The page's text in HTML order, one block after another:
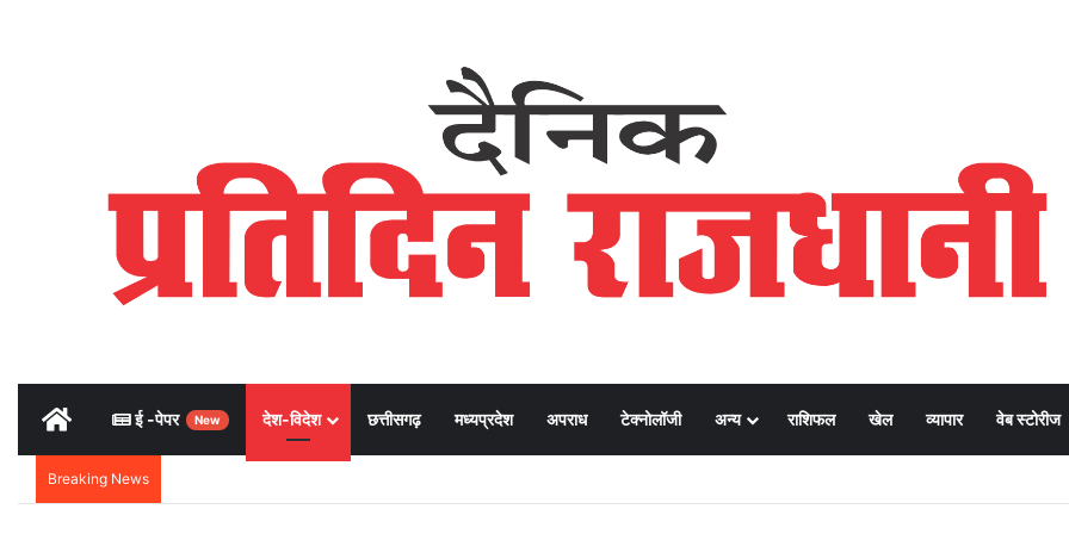
Home ई -पेपर New देश-विदेश छत्तीसगढ़ मध्यप्रदेश अपराध टेक्नोलॉजी अन्य राशिफल खेल व्यापार वेब स्टोरीज
Breaking News